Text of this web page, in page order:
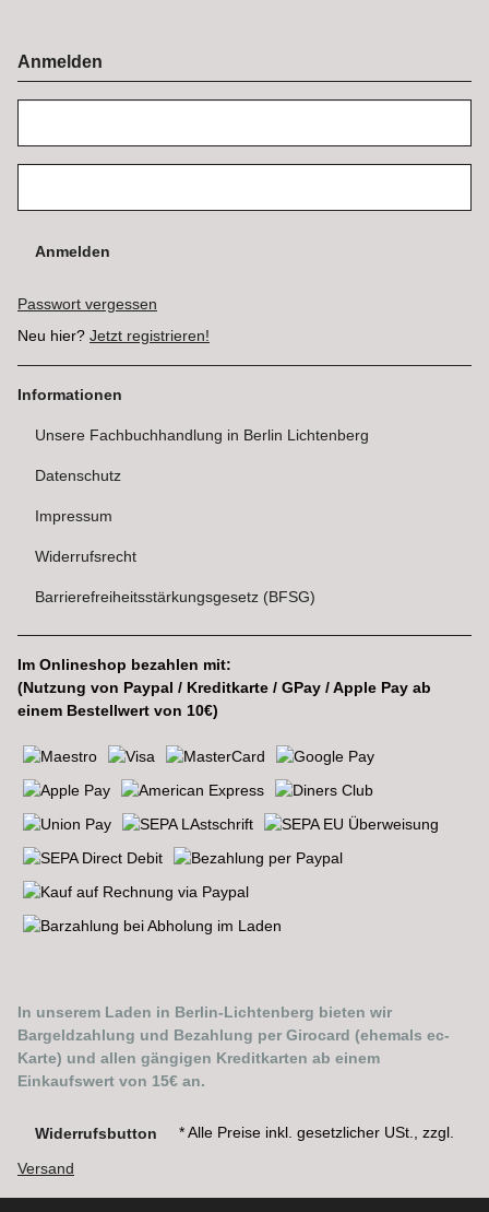
Anmelden
Anmelden
Passwort vergessen
Neu hier? Jetzt registrieren!
Informationen
Unsere Fachbuchhandlung in Berlin Lichtenberg
Datenschutz
Impressum
Widerrufsrecht
Barrierefreiheitsstärkungsgesetz (BFSG)
Im Onlineshop bezahlen mit:
(Nutzung von Paypal / Kreditkarte / GPay / Apple Pay ab
einem Bestellwert von 10€)
In unserem Laden in Berlin-Lichtenberg bieten wir
Bargeldzahlung und Bezahlung per Girocard (ehemals ec-
Karte) und allen gängigen Kreditkarten ab einem
Einkaufswert von 15€ an.
Widerrufsbutton * Alle Preise inkl. gesetzlicher USt., zzgl.
Versand